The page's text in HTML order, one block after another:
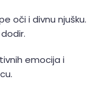
oči i divnu njušku.
emocija i